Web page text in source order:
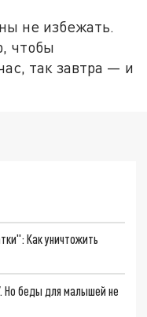
не избежать.
чтобы
так завтра — и
Как уничтожить
Но беды для малышей не